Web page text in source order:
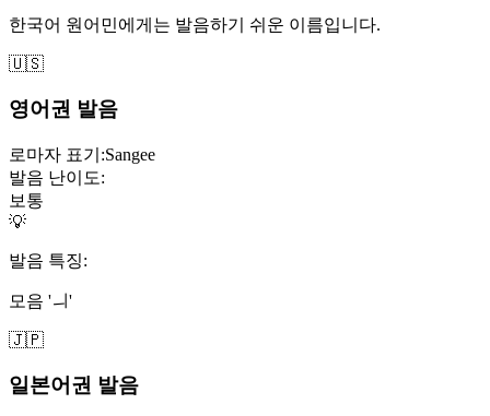
한국어 원어민에게는 발음하기 쉬운 이름입니다.
🇺🇸
영어권 발음
로마자 표기:Sangee
발음 난이도:
보통
💡
발음 특징:
모음 'ㅢ'
🇯🇵
일본어권 발음